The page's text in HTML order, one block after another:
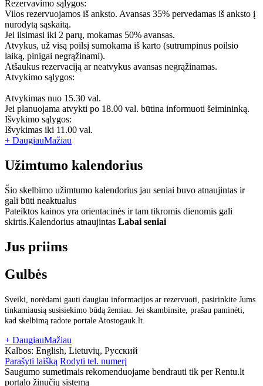
Rezervavimo sąlygos:
Vilos rezervuojamos iš anksto. Avansas 35% pervedamas iš anksto į
nurodytą sąskaitą.
Jei ilsimasi iki 2 parų, mokamas 50% avansas.
Atvykus, už visą poilsį sumokama iš karto (sutrumpinus poilsio
laiką, pinigai negrąžinami).
Atšaukus rezervaciją ar neatvykus avansas negrąžinamas.
Atvykimo sąlygos:
Atvykimas nuo 15.30 val.
Jei planuojama atvykti po 18.00 val. būtina informuoti šeimininką.
Išvykimo sąlygos:
Išvykimas iki 11.00 val.
+ DaugiauMažiau
Užimtumo kalendorius
Šio skelbimo užimtumo kalendorius jau seniai buvo atnaujintas ir
gali būti neaktualus
Pateiktos kainos yra orientacinės ir tam tikromis dienomis gali
skirtis.Kalendorius atnaujintas Labai seniai
Jus priims
Gulbės
Sveiki, norėdami gauti daugiau informacijos ar rezervuoti, pasirinkite Jums
tinkamiausią susisiekimo būdą žemiau. Jei skambinsite, prašau paminėti,
kad skelbimą radote portale Atostogauk.lt.
+ DaugiauMažiau
Kalbos: English, Lietuvių, Русский
Parašyti laišką Rodyti tel. numerį
Saugumo sumetimais rekomenduojame bendrauti tik per Rentu.lt
portalo žinučių sistemą